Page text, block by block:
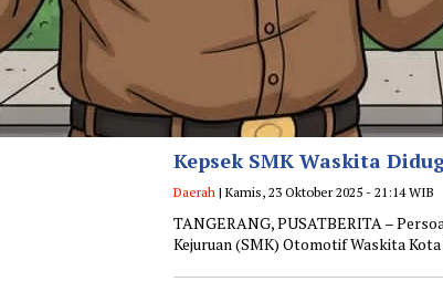
‎Kepsek SMK Waskita
Daerah | Kamis, 23 Oktober 2025 - 21:14 WIB
TANGERANG, PUSATBERITA –
Kejuruan (SMK) Otomotif Waskita